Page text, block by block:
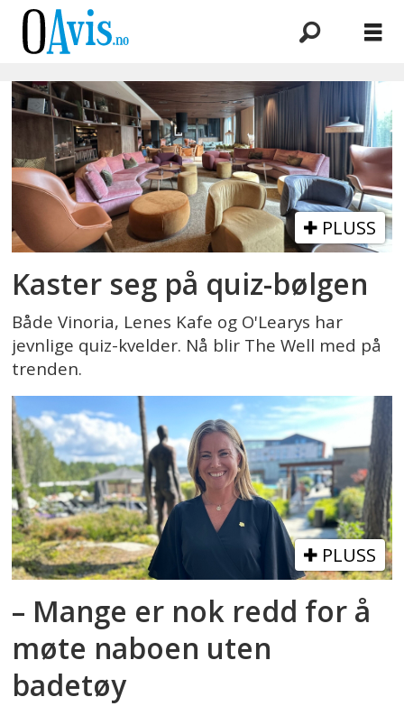
Emne:
ingrid
gulaker
motrøen
PLUSS
Kaster seg på quiz-bølgen
Både Vinoria, Lenes Kafe og O'Learys har
jevnlige quiz-kvelder. Nå blir The Well med på
trenden.
PLUSS
– Mange er nok redd for å
møte naboen uten
badetøy